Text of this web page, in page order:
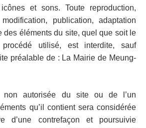
et sons. Toute reproduction,
modification, publication, adaptation
des éléments du site, quel que soit le
utilisé, est interdite, sauf
préalable de : La Mairie de Meung-
non autorisée du site ou de l’un
qu’il contient sera considérée
d’une contrefaçon et poursuivie